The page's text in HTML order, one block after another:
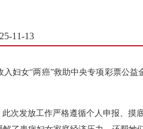
11-13
妇女“两癌”救助中央专项彩票公
此次发放工作严格遵循个人申报、